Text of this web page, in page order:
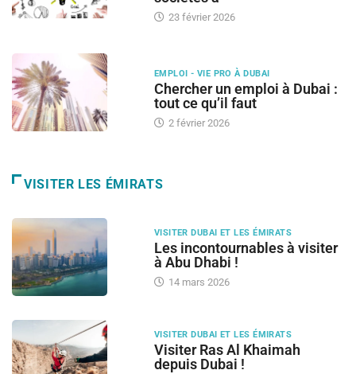
23 février 2026
EMPLOI - VIE PRO À DUBAI
Chercher un emploi à Dubai :
tout ce qu’il faut
2 février 2026
VISITER LES ÉMIRATS
VISITER DUBAI ET LES ÉMIRATS
Les incontournables à visiter
à Abu Dhabi !
14 mars 2026
VISITER DUBAI ET LES ÉMIRATS
Visiter Ras Al Khaimah
depuis Dubai !